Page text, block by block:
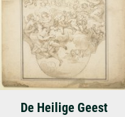
De Heilige Geest